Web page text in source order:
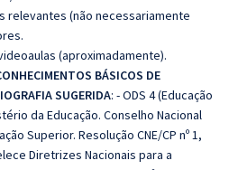
relevantes (não necessariamente
(aproximadamente).
BÁSICOS DE
SUGERIDA: - ODS 4 (Educação
da Educação. Conselho Nacional
Superior. Resolução CNE/CP nº 1,
Diretrizes Nacionais para a